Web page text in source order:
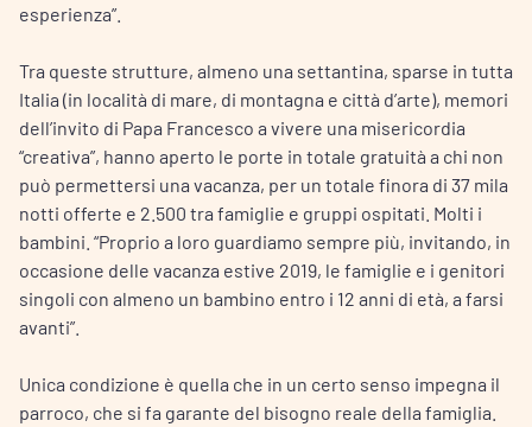
esperienza”.
Tra queste strutture, almeno una settantina, sparse in tutta
Italia (in località di mare, di montagna e città d’arte), memori
dell’invito di Papa Francesco a vivere una misericordia
“creativa”, hanno aperto le porte in totale gratuità a chi non
può permettersi una vacanza, per un totale finora di 37 mila
notti offerte e 2.500 tra famiglie e gruppi ospitati. Molti i
bambini. “Proprio a loro guardiamo sempre più, invitando, in
occasione delle vacanza estive 2019, le famiglie e i genitori
singoli con almeno un bambino entro i 12 anni di età, a farsi
avanti”.
Unica condizione è quella che in un certo senso impegna il
parroco, che si fa garante del bisogno reale della famiglia.